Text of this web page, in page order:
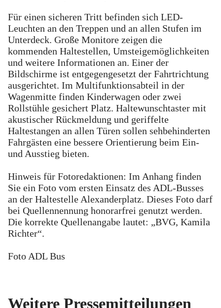
Für einen sicheren Tritt befinden sich LED-
Leuchten an den Treppen und an allen Stufen im
Unterdeck. Große Monitore zeigen die
kommenden Haltestellen, Umsteigemöglichkeiten
und weitere Informationen an. Einer der
Bildschirme ist entgegengesetzt der Fahrtrichtung
ausgerichtet. Im Multifunktionsabteil in der
Wagenmitte finden Kinderwagen oder zwei
Rollstühle gesichert Platz. Haltewunschtaster mit
akustischer Rückmeldung und geriffelte
Haltestangen an allen Türen sollen sehbehinderten
Fahrgästen eine bessere Orientierung beim Ein-
und Ausstieg bieten.
Hinweis für Fotoredaktionen: Im Anhang finden
Sie ein Foto vom ersten Einsatz des ADL-Busses
an der Haltestelle Alexanderplatz. Dieses Foto darf
bei Quellennennung honorarfrei genutzt werden.
Die korrekte Quellenangabe lautet: „BVG, Kamila
Richter“.
Foto ADL Bus
Weitere Pressemitteilungen